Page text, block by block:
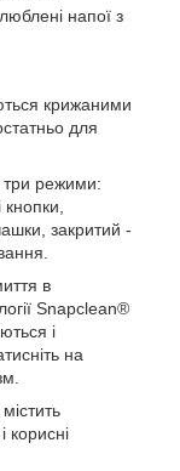
напої з
крижаними
для
три режими:
закритий -
в
Snapclean®
і
на
корисні